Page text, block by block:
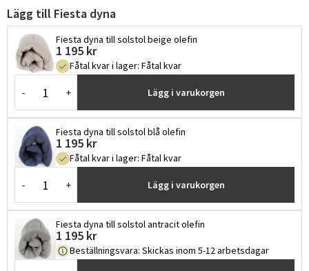
Lägg till Fiesta dyna
Fiesta dyna till solstol beige olefin
1 195 kr
Fåtal kvar i lager: Fåtal kvar
- + Lägg i varukorgen
Fiesta dyna till solstol blå olefin
1 195 kr
Fåtal kvar i lager: Fåtal kvar
- + Lägg i varukorgen
Fiesta dyna till solstol antracit olefin
1 195 kr
Beställningsvara: Skickas inom 5-12 arbetsdagar